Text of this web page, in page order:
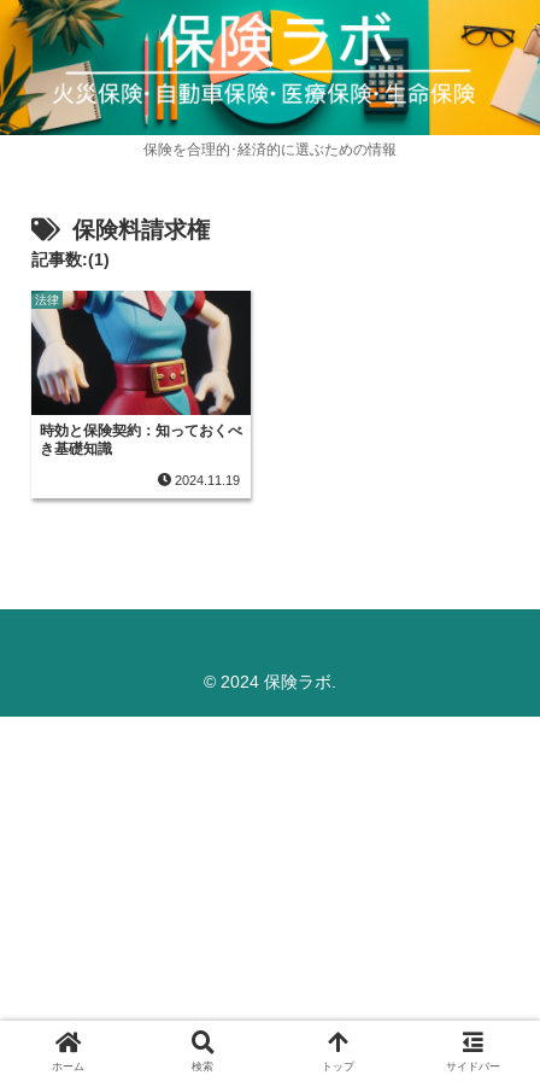
保険を合理的･経済的に選ぶための情報
保険料請求権
記事数:(1)
法律
時効と保険契約：知っておくべ
き基礎知識
2024.11.19
© 2024 保険ラボ.
ホーム 検索 トップ サイドバー